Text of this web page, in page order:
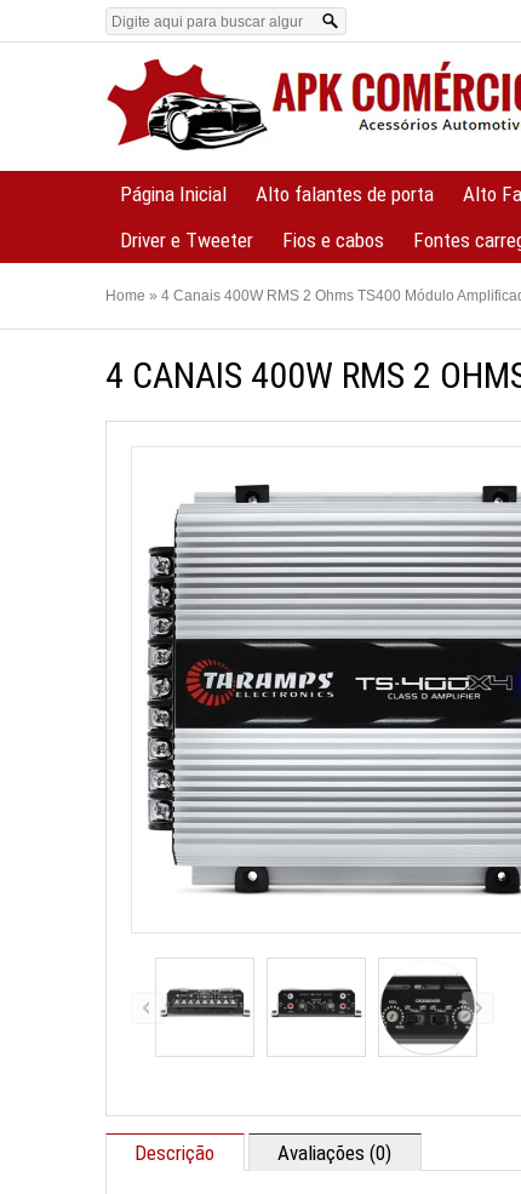
Página Inicial Alto falantes de porta Alto
Driver e Tweeter
Fios e cabos Fontes
Home » 4 Canais 400W RMS 2 Ohms TS400 Módulo
4 CANAIS 400W RMS 2
Descrição Avaliações (0)